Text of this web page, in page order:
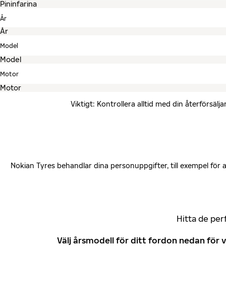
År
Model
Motor
Viktigt: Kontrollera alltid med din
Nokian Tyres behandlar dina personuppgifter, till exempel
Hitta de
Välj årsmodell för ditt fordon nedan för